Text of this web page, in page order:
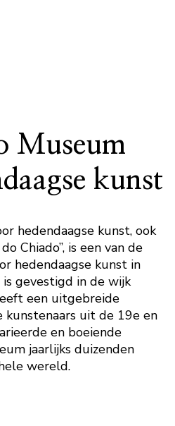
Museum
kunst
hedendaagse kunst, ook
Chiado”, is een van de
hedendaagse kunst in
gevestigd in de wijk
een uitgebreide
uit de 19e en
en boeiende
jaarlijks duizenden
wereld.